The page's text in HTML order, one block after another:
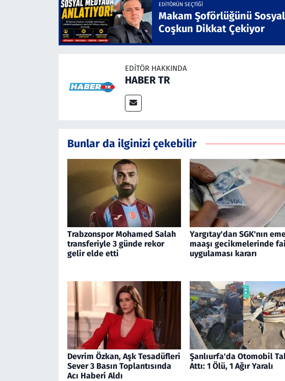
EDITÖRÜN SEÇTIĞI
Makam Şoförlüğünü
Coşkun Dikkat Çekiyor
EDITÖR HAKKINDA
HABER TR
Bunlar da ilginizi çekebilir
Trabzonspor Mohamed Salah
transferiyle 3 günde rekor
gelir elde etti
Yargıtay'dan SGK'nın
maaşı gecikmelerinde
uygulaması kararı
Devrim Özkan, Aşk Tesadüfleri
Sever 3 Basın Toplantısında
Acı Haberi Aldı
Şanlıurfa'da Otomobil
Attı: 1 Ölü, 1 Ağır Yaralı